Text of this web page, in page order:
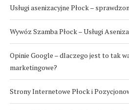
Usługi asenizacyjne Płock –
Wywóz Szamba Płock – Usługi
Opinie Google – dlaczego jest to tak
marketingowe?
Strony Internetowe Płock i